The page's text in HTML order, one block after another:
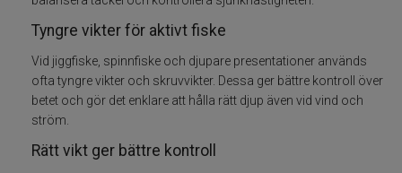
Pärlor Kulor Krympslang
Bly Sänken Vikter
Dropshot Texas Carolina Finessfiske
Tyngre vikter för aktivt fiske
Vid jiggfiske, spinnfiske och djupare presentationer används
ofta tyngre vikter och skruvvikter. Dessa ger bättre kontroll över
betet och gör det enklare att hålla rätt djup även vid vind och
ström.
Rätt vikt ger bättre kontroll